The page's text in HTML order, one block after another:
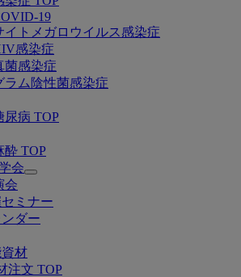
19
イトメガロウイルス感染症
感染症
菌感染症
ラム陰性菌感染症
尿病 TOP
酔 TOP
会
Open
会
ミナー
ダー
材
注文 TOP